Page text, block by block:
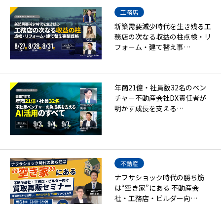
工務店
新築需要減少時代を生き残る工
務店の次なる収益の柱点検・リ
フォーム・建て替え事…
年商21億・社員数32名のベン
チャー不動産会社DX責任者が
明かす成長を支える…
不動産
ナフサショック時代の勝ち筋
は“空き家”にある 不動産会
社・工務店・ビルダー向…